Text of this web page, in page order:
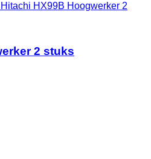
Hitachi HX99B Hoogwerker 2
2 stuks